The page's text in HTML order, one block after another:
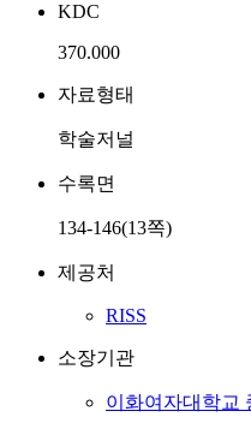
KDC
370.000
자료형태
학술저널
수록면
134-146(13쪽)
제공처
RISS
소장기관
이화여자대학교